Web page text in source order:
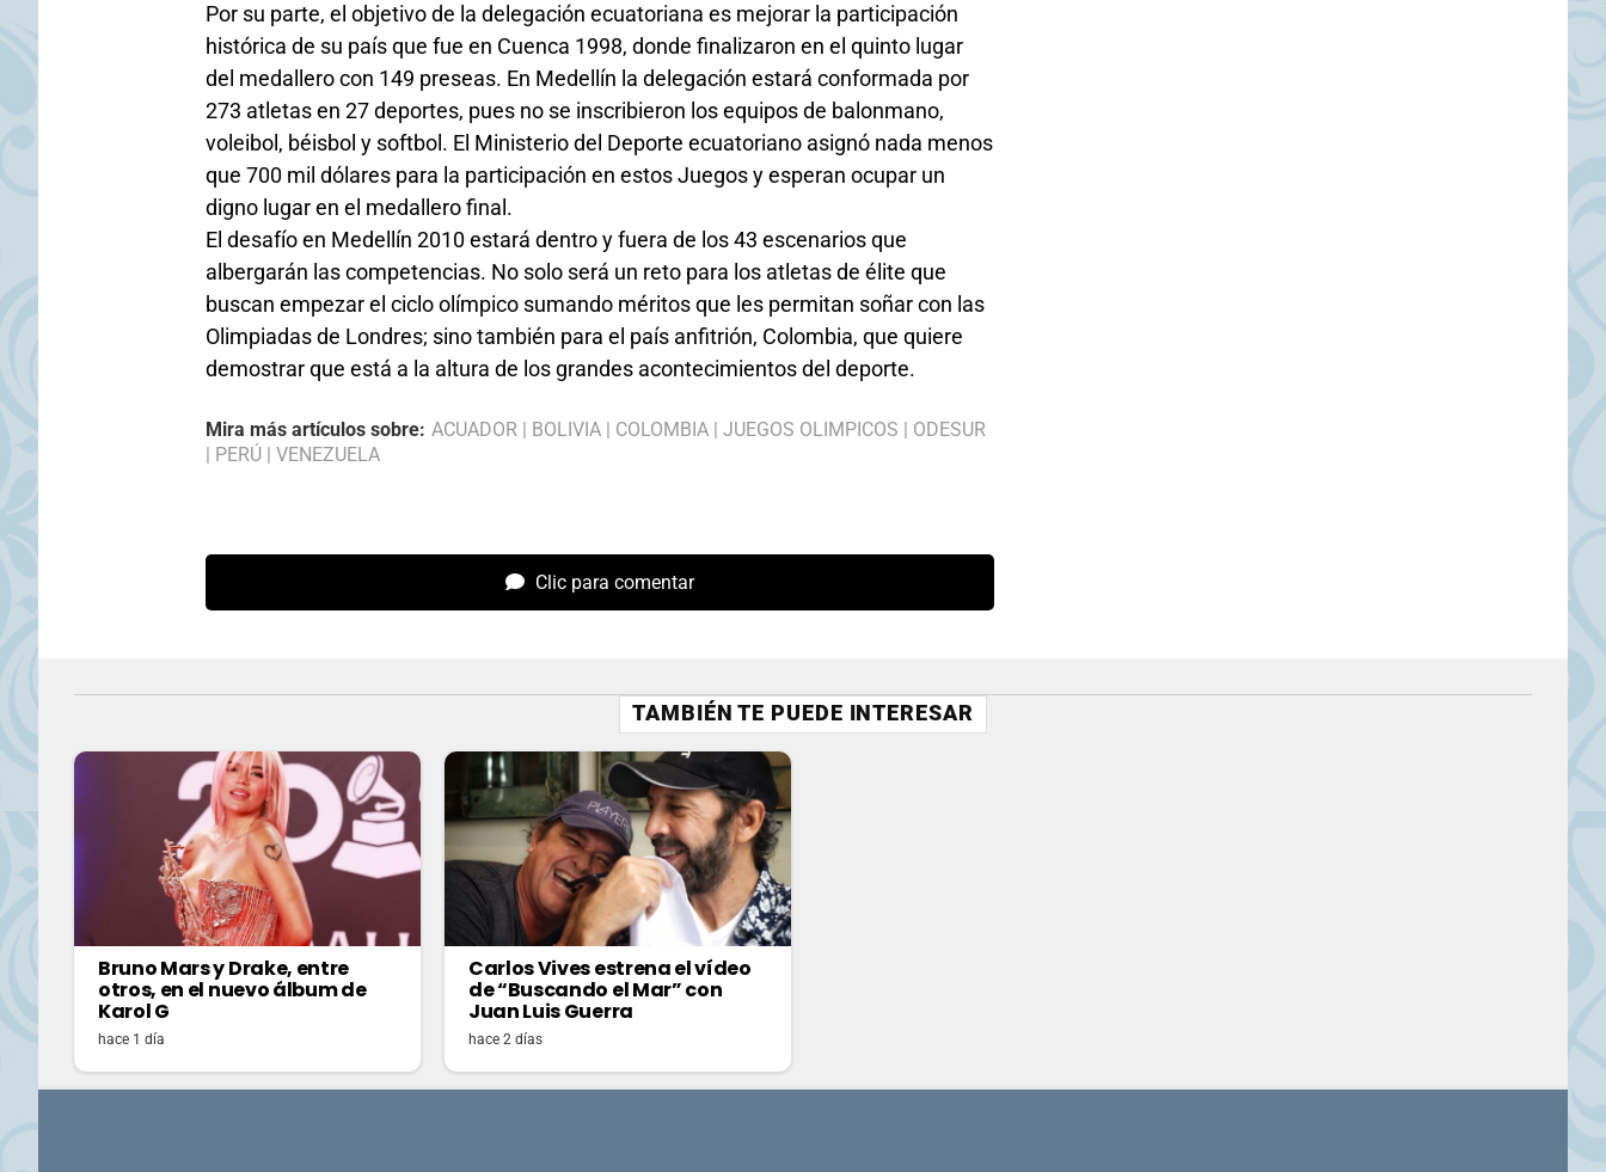
Por su parte, el objetivo de la delegación ecuatoriana es mejorar la participación
histórica de su país que fue en Cuenca 1998, donde finalizaron en el quinto lugar
del medallero con 149 preseas. En Medellín la delegación estará conformada por
273 atletas en 27 deportes, pues no se inscribieron los equipos de balonmano,
voleibol, béisbol y softbol. El Ministerio del Deporte ecuatoriano asignó nada menos
que 700 mil dólares para la participación en estos Juegos y esperan ocupar un
digno lugar en el medallero final.
El desafío en Medellín 2010 estará dentro y fuera de los 43 escenarios que
albergarán las competencias. No solo será un reto para los atletas de élite que
buscan empezar el ciclo olímpico sumando méritos que les permitan soñar con las
Olimpiadas de Londres; sino también para el país anfitrión, Colombia, que quiere
demostrar que está a la altura de los grandes acontecimientos del deporte.
Mira más artículos sobre: ACUADOR | BOLIVIA | COLOMBIA | JUEGOS OLIMPICOS | ODESUR
| PERÚ | VENEZUELA
Clic para comentar
TAMBIÉN TE PUEDE INTERESAR
Bruno Mars y Drake, entre
otros, en el nuevo álbum de
Karol G
hace 1 día
Carlos Vives estrena el vídeo
de “Buscando el Mar” con
Juan Luis Guerra
hace 2 días